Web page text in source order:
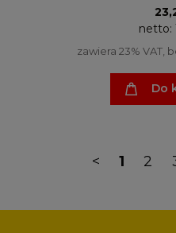
netto:
zawiera 23% VAT,
Do
< 1 2